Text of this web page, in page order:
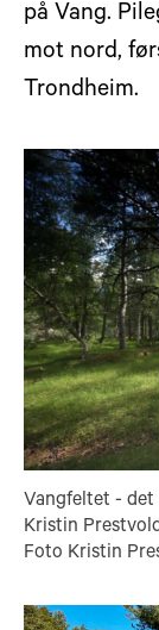
på Vang.
mot nord,
Trondheim.
Vangfeltet -
Kristin
Foto Kristin